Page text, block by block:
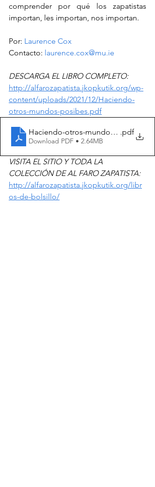
comprender por qué los zapatistas
importan, les importan, nos importan.
Por: Laurence Cox
Contacto: laurence.cox@mu.ie
DESCARGA EL LIBRO COMPLETO:
http://alfarozapatista.jkopkutik.org/wp-
content/uploads/2021/12/Haciendo-
otros-mundos-posibes.pdf
Haciendo-otros-mundos-posibes
.pdf
Download PDF • 2.64MB
VISITA EL SITIO Y TODA LA
COLECCIÓN DE AL FARO ZAPATISTA:
http://alfarozapatista.jkopkutik.org/libr
os-de-bolsillo/